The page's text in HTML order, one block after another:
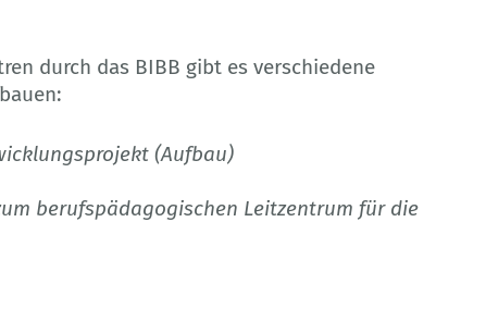
durch das BIBB gibt es verschiedene
(Aufbau)
berufspädagogischen Leitzentrum für die